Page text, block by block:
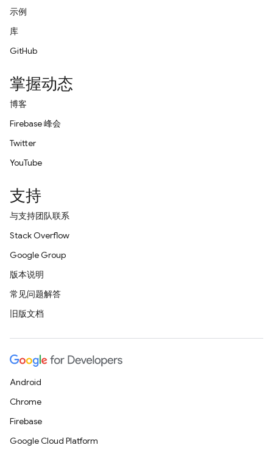
示例
库
GitHub
掌握动态
博客
Firebase 峰会
Twitter
YouTube
支持
与支持团队联系
Stack Overflow
Google Group
版本说明
常见问题解答
旧版文档
Android
Chrome
Firebase
Google Cloud Platform